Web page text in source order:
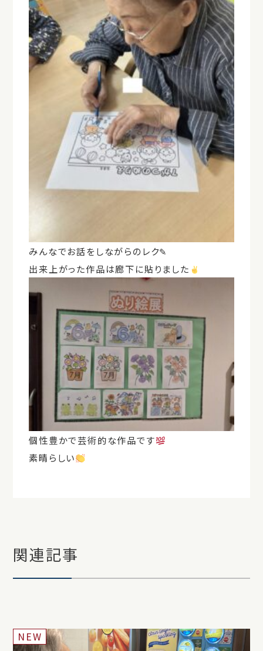
みんなでお話をしながらのレク✎
出来上がった作品は廊下に貼りました
個性豊かで芸術的な作品です
素晴らしい
関連記事
NEW